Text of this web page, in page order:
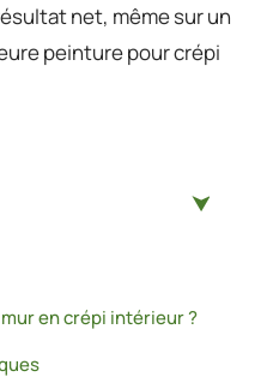
net, même sur un
peinture pour crépi
en crépi intérieur ?